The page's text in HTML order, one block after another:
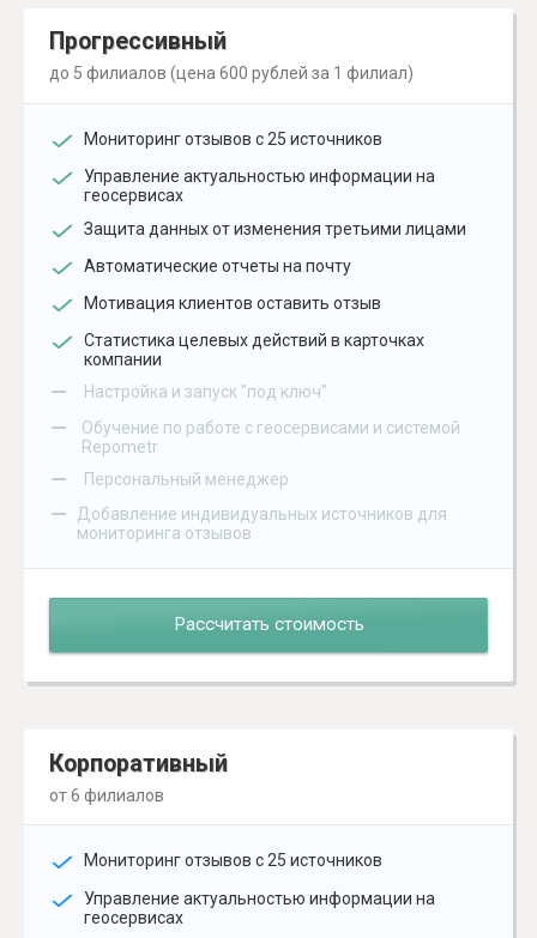
Прогрессивный
до 5 филиалов (цена 600 рублей за 1 филиал)
Мониторинг отзывов с 25 источников
Управление актуальностью информации на
геосервисах
Защита данных от изменения третьими лицами
Автоматические отчеты на почту
Мотивация клиентов оставить отзыв
Статистика целевых действий в карточках
компании
– Настройка и запуск "под ключ"
–
Обучение по работе с геосервисами и системой
Repometr
– Персональный менеджер
–
Добавление индивидуальных источников для
мониторинга отзывов
Рассчитать стоимость
Корпоративный
от 6 филиалов
Мониторинг отзывов с 25 источников
Управление актуальностью информации на
геосервисах